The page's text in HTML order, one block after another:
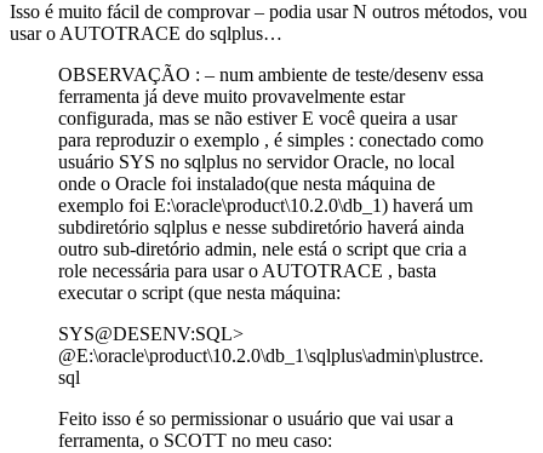
Isso é muito fácil de comprovar – podia usar N outros métodos, vou
usar o AUTOTRACE do sqlplus…
OBSERVAÇÃO : – num ambiente de teste/desenv essa
ferramenta já deve muito provavelmente estar
configurada, mas se não estiver E você queira a usar
para reproduzir o exemplo , é simples : conectado como
usuário SYS no sqlplus no servidor Oracle, no local
onde o Oracle foi instalado(que nesta máquina de
exemplo foi E:\oracle\product\10.2.0\db_1) haverá um
subdiretório sqlplus e nesse subdiretório haverá ainda
outro sub-diretório admin, nele está o script que cria a
role necessária para usar o AUTOTRACE , basta
executar o script (que nesta máquina:
SYS@DESENV:SQL>
@E:\oracle\product\10.2.0\db_1\sqlplus\admin\plustrce.
sql
Feito isso é so permissionar o usuário que vai usar a
ferramenta, o SCOTT no meu caso: